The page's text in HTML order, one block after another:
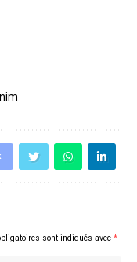
sont indiqués avec *